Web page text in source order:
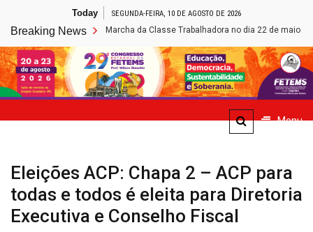
content
Today SEGUNDA-FEIRA, 10 DE AGOSTO DE 2026
Breaking News
Fetems participa da Marcha da Classe Trabalhadora no dia 22 de maio em
Menu
Eleições ACP: Chapa 2 – ACP para
todas e todos é eleita para Diretoria
Executiva e Conselho Fiscal